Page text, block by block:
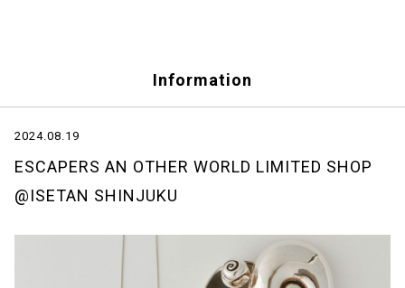
Information
2024.08.19
ESCAPERS AN OTHER WORLD LIMITED SHOP
@ISETAN SHINJUKU